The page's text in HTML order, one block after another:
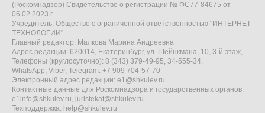
(Роскомнадзор) Свидетельство о регистрации № ФС77-84675 от
06.02.2023 г.
Учредитель: Общество с ограниченной ответственностью "ИНТЕРНЕТ
ТЕХНОЛОГИИ"
Главный редактор: Малкова Марина Андреевна
Адрес редакции: 620014, Екатеринбург, ул. Шейнкмана, 10, 3-й этаж,
Телефоны (круглосуточно): 8 (343) 379-49-95, 34-555-34,
WhatsApp, Viber, Telegram: +7 909 704-57-70
Электронный адрес редакции: e1@shkulev.ru
Контактные данные для Роскомнадзора и государственных органов:
e1info@shkulev.ru, juristekat@shkulev.ru
Техподдержка: help@shkulev.ru